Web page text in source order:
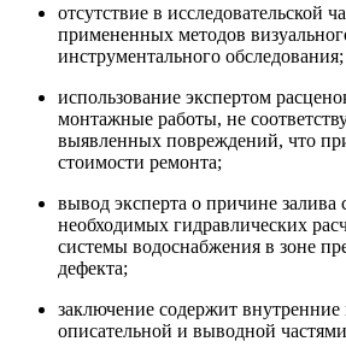
отсутствие в исследовательской
примененных методов
инструментального обследования;
использование экспертом
монтажные работы, не
выявленных повреждений, что
стоимости ремонта;
вывод эксперта о причине залива
необходимых гидравлических
системы водоснабжения в зоне
дефекта;
заключение содержит
описательной и выводной